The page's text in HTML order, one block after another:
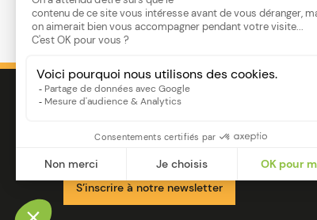
Ensemble pour votre réussite
S’inscrire à notre newsletter